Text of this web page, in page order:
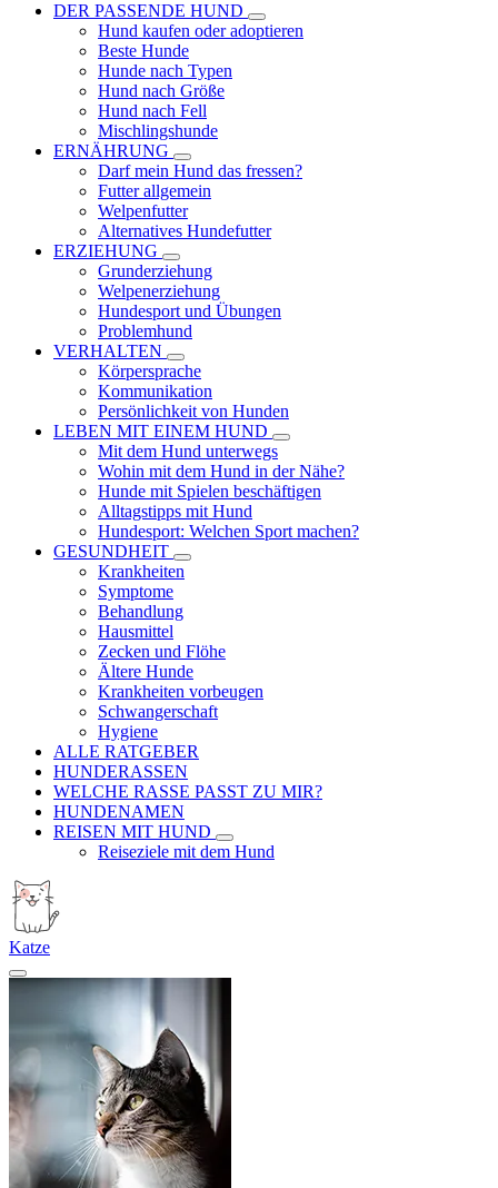
DER PASSENDE HUND
Hund kaufen oder adoptieren
Beste Hunde
Hunde nach Typen
Hund nach Größe
Hund nach Fell
Mischlingshunde
ERNÄHRUNG
Darf mein Hund das fressen?
Futter allgemein
Welpenfutter
Alternatives Hundefutter
ERZIEHUNG
Grunderziehung
Welpenerziehung
Hundesport und Übungen
Problemhund
VERHALTEN
Körpersprache
Kommunikation
Persönlichkeit von Hunden
LEBEN MIT EINEM HUND
Mit dem Hund unterwegs
Wohin mit dem Hund in der Nähe?
Hunde mit Spielen beschäftigen
Alltagstipps mit Hund
Hundesport: Welchen Sport machen?
GESUNDHEIT
Krankheiten
Symptome
Behandlung
Hausmittel
Zecken und Flöhe
Ältere Hunde
Krankheiten vorbeugen
Schwangerschaft
Hygiene
ALLE RATGEBER
HUNDERASSEN
WELCHE RASSE PASST ZU MIR?
HUNDENAMEN
REISEN MIT HUND
Reiseziele mit dem Hund
Katze